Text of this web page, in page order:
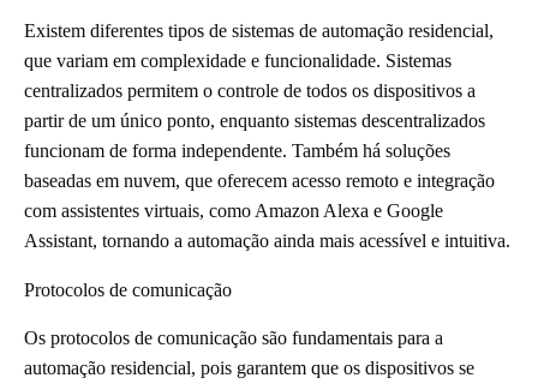
Existem diferentes tipos de sistemas de automação residencial,
que variam em complexidade e funcionalidade. Sistemas
centralizados permitem o controle de todos os dispositivos a
partir de um único ponto, enquanto sistemas descentralizados
funcionam de forma independente. Também há soluções
baseadas em nuvem, que oferecem acesso remoto e integração
com assistentes virtuais, como Amazon Alexa e Google
Assistant, tornando a automação ainda mais acessível e intuitiva.
Protocolos de comunicação
Os protocolos de comunicação são fundamentais para a
automação residencial, pois garantem que os dispositivos se